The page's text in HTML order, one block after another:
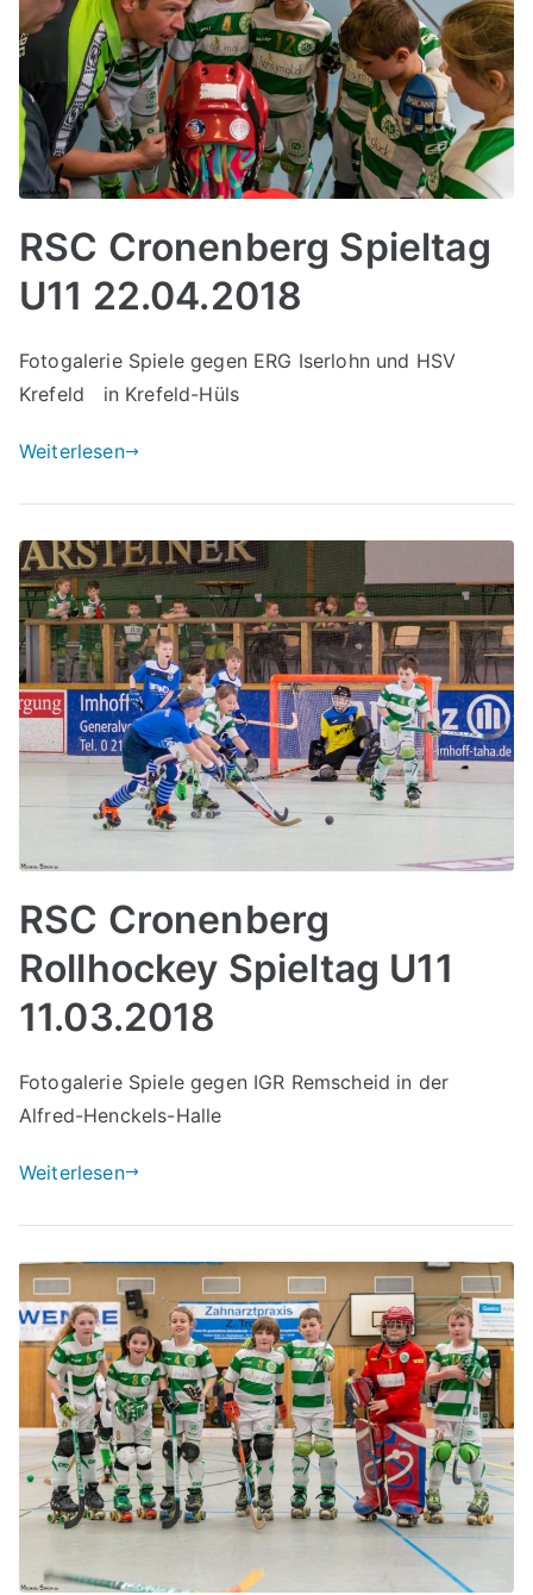
RSC Cronenberg Spieltag
U11 22.04.2018
Fotogalerie Spiele gegen ERG Iserlohn und HSV
Krefeld in Krefeld-Hüls
Weiterlesen
RSC Cronenberg
Rollhockey Spieltag U11
11.03.2018
Fotogalerie Spiele gegen IGR Remscheid in der
Alfred-Henckels-Halle
Weiterlesen